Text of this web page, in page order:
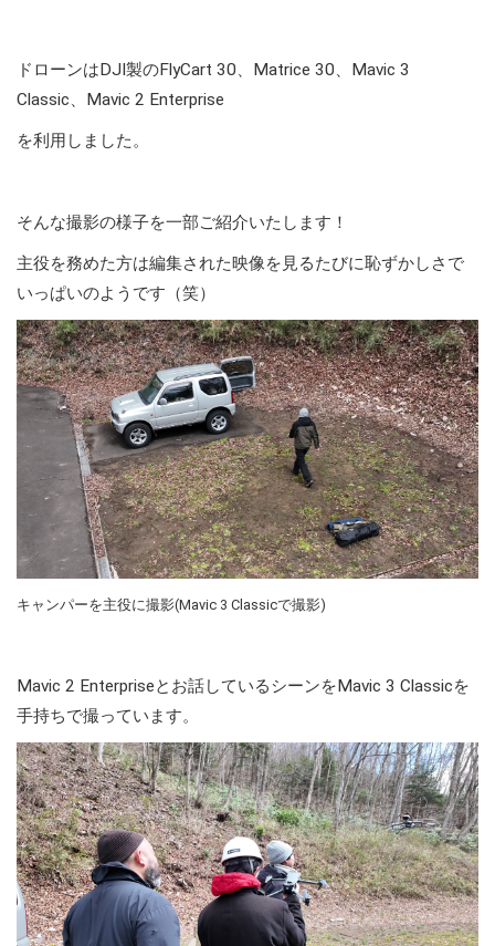
ドローンはDJI製のFlyCart 30、Matrice 30、Mavic 3
Classic、Mavic 2 Enterprise
を利用しました。
そんな撮影の様子を一部ご紹介いたします！
主役を務めた方は編集された映像を見るたびに恥ずかしさで
いっぱいのようです（笑）
キャンパーを主役に撮影(Mavic 3 Classicで撮影)
Mavic 2 Enterpriseとお話しているシーンをMavic 3 Classicを
手持ちで撮っています。